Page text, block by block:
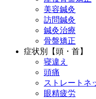
美容鍼灸
訪問鍼灸
鍼灸治療
骨盤矯正
症状別【頭・首】
寝違え
頭痛
ストレートネ
眼精疲労